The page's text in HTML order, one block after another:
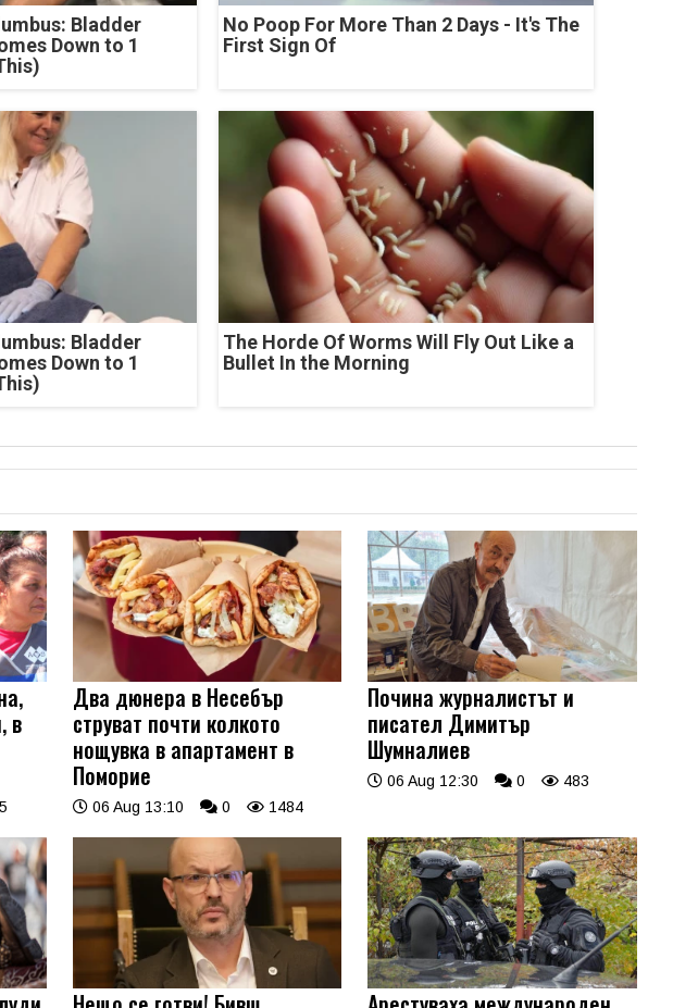
Bladder
Down to 1
No Poop For More Than 2 Days - It's The
First Sign Of
Bladder
Down to 1
The Horde Of Worms Will Fly Out Like a
Bullet In the Morning
в
Два дюнера в Несебър
струват почти колкото
нощувка в апартамент в
Поморие
06 Aug 13:10 0 1484
Почина журналистът и
писател Димитър
Шумналиев
06 Aug 12:30 0 483